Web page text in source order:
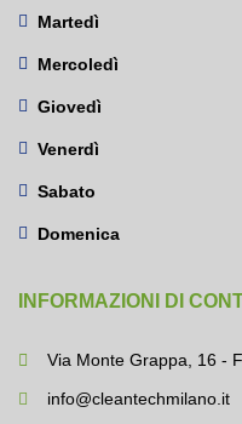
Martedì
Mercoledì
Giovedì
Venerdì
Sabato
Domenica
INFORMAZIONI DI
Via Monte Grappa, 16 -
info@cleantechmilano.it